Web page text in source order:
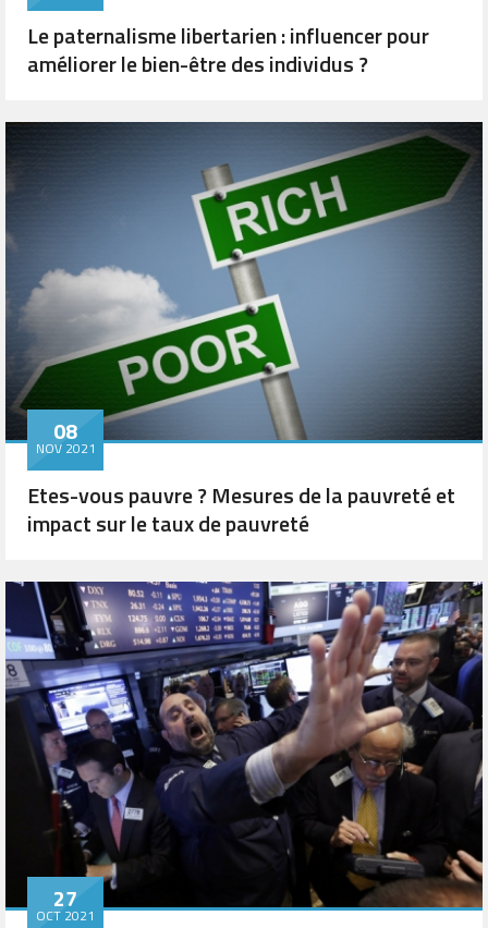
Le paternalisme libertarien : influencer pour
améliorer le bien-être des individus ?
08
NOV 2021
Etes-vous pauvre ? Mesures de la pauvreté et
impact sur le taux de pauvreté
27
OCT 2021